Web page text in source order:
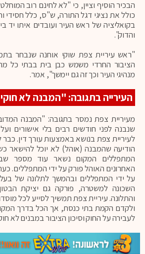
הבכיר הוסיף וציין, כי "לא לחינם רוב
כולל את נציגי דגל התורה, ש"ס, כלל חסידי
בקואליציה של ראש העיר ועובדים איתו יד
והדוק".
"ראש עיריית צפת שוקי אוחנה שנבחר
הציבור החרדי משמש כבן בית בבתי כל
מנהיגי העיר וכך זה גם יימשך", אמר.
העירייה בתגובה: "המבנה לא
מעיריית צפת נמסר בתגובה: "המבנה
שנבנה לפני חודשים רבים בלי אישורים
לעיריית צפת בנושא באמצעות עורך דין. כבר
הודיעה שהמבנה (אוהל) לא יוכל להישאר
המתפללים המקום נשאר עוד מספר
האחרונים האוהל פורק על ידי המתפללים.
על ידי המתפללים ובהמשך לתלונה של
השכונה למשטרה, פורקה גם יציקת
והתלונה. עיריית צפת תמשיך לסייע לכל
ולקדם הקמת בתי כנסת, אך הכל בדרך
לעבירה על החוק וסיכון הציבור במבנים לא